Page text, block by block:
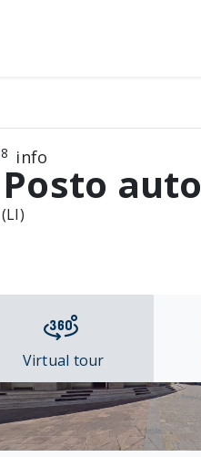
info
auto
Virtual tour